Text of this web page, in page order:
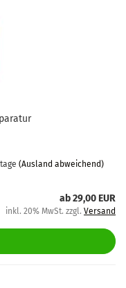
(Ausland abweichend)
ab 29,00 EUR
inkl. 20% MwSt. zzgl. Versand